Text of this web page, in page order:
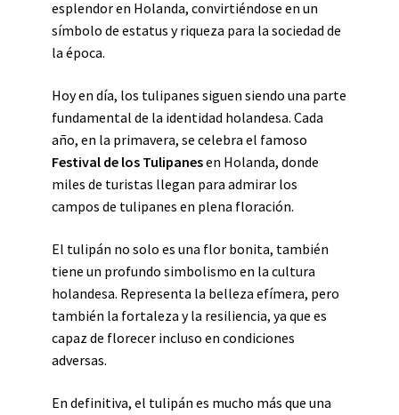
esplendor en Holanda, convirtiéndose en un
símbolo de estatus y riqueza para la sociedad de
la época.
Hoy en día, los tulipanes siguen siendo una parte
fundamental de la identidad holandesa. Cada
año, en la primavera, se celebra el famoso
Festival de los Tulipanesen Holanda, donde
miles de turistas llegan para admirar los
campos de tulipanes en plena floración.
El tulipán no solo es una flor bonita, también
tiene un profundo simbolismo en la cultura
holandesa. Representa la belleza efímera, pero
también la fortaleza y la resiliencia, ya que es
capaz de florecer incluso en condiciones
adversas.
En definitiva, el tulipán es mucho más que una